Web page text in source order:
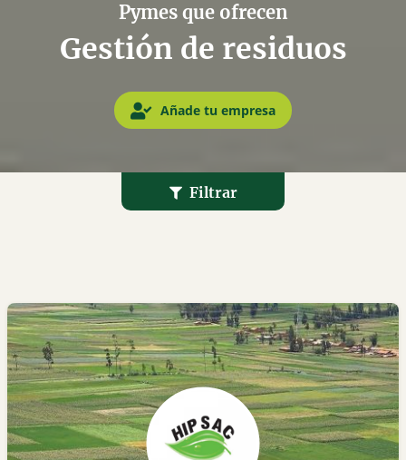
Pymes que ofrecen
Gestión de residuos
Añade tu empresa
Filtrar